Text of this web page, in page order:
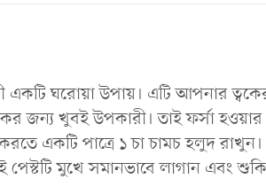
ঘরোয়া উপায়। এটি আপনার
জন্য খুবই উপকারী। তাই ফর্সা
একটি পাত্রে ১ চা চামচ হলুদ
মুখে সমানভাবে লাগান এবং